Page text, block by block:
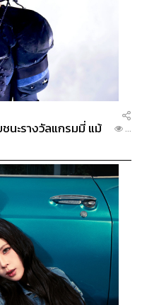
นะรางวัลแกรมมี่ แม้
...